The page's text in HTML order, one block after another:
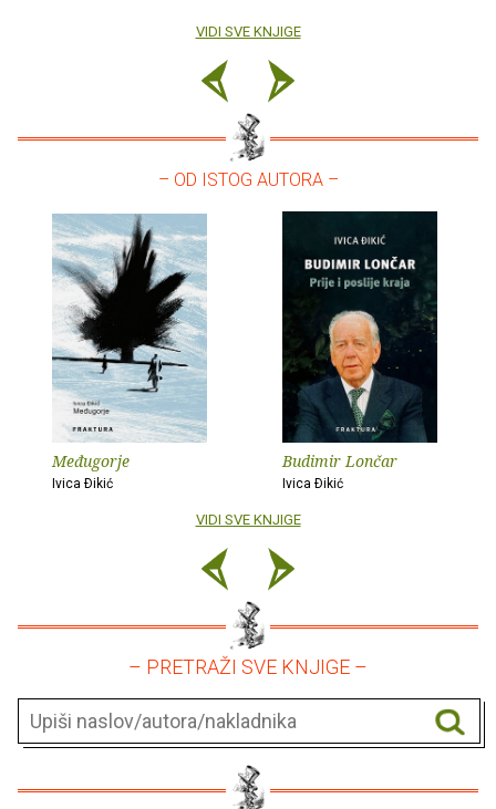
VIDI SVE KNJIGE
– OD ISTOG AUTORA –
Međugorje
Ivica Ðikić
Budimir Lončar
Ivica Ðikić
VIDI SVE KNJIGE
– PRETRAŽI SVE KNJIGE –